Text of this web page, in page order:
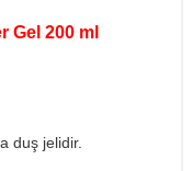
Gel 200 ml
duş jelidir.